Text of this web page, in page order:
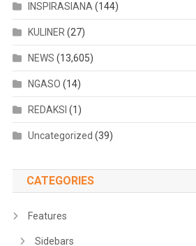
INSPIRASIANA (144)
KULINER (27)
NEWS (13,605)
NGASO (14)
REDAKSI (1)
Uncategorized (39)
CATEGORIES
Features
Sidebars